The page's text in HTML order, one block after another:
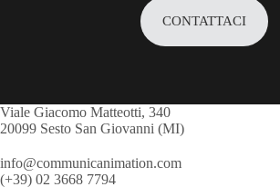
CONTATTACI
Viale Giacomo Matteotti, 340
20099 Sesto San Giovanni (MI)
info@communicanimation.com
(+39) 02 3668 7794